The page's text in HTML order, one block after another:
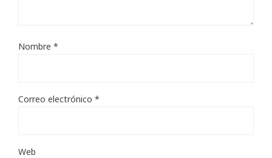
Nombre *
Correo electrónico *
Web